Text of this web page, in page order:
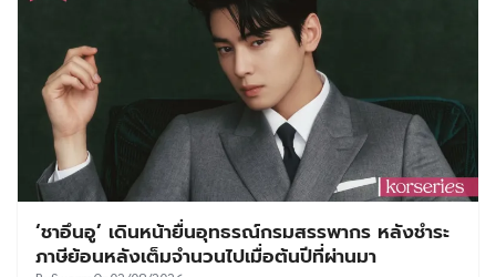
‘ชาอึนอู’ เดินหน้ายื่นอุทธรณ์กรมสรรพากร หลังชำระ
ภาษีย้อนหลังเต็มจำนวนไปเมื่อต้นปีที่ผ่านมา